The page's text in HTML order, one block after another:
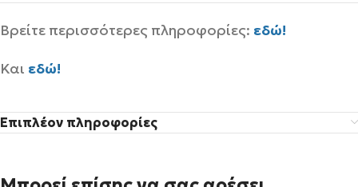
Βρείτε περισσότερες πληροφορίες: εδώ!
Και εδώ!
Επιπλέον πληροφορίες